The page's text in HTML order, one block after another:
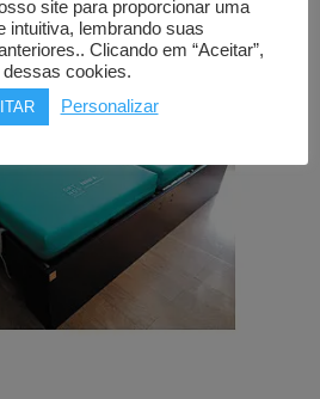
site para proporcionar uma
intuitiva, lembrando suas
Clicando em “Aceitar”,
cookies.
Personalizar